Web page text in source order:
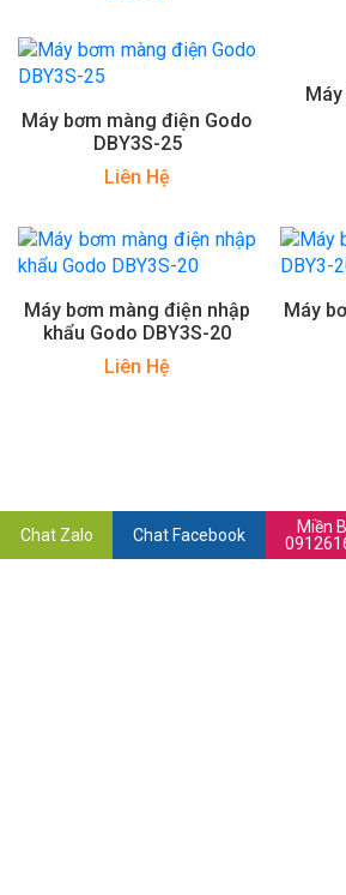
Máy bơm màng điện Godo
DBY3S-25
Liên Hệ
Máy bơm màng điện nhập
khẩu Godo DBY3S-20
Liên Hệ
Máy
Chat Zalo Chat Facebook
Miền